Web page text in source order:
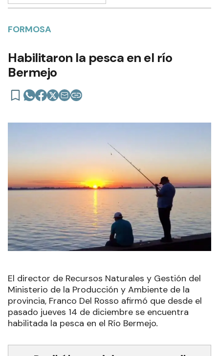
FORMOSA
Habilitaron la pesca en el río
Bermejo
El director de Recursos Naturales y Gestión del
Ministerio de la Producción y Ambiente de la
provincia, Franco Del Rosso afirmó que desde el
pasado jueves 14 de diciembre se encuentra
habilitada la pesca en el Río Bermejo.